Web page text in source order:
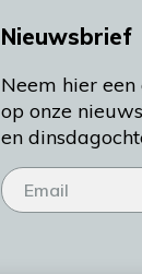
Nieuwsbrief
Neem hier
op onze
en